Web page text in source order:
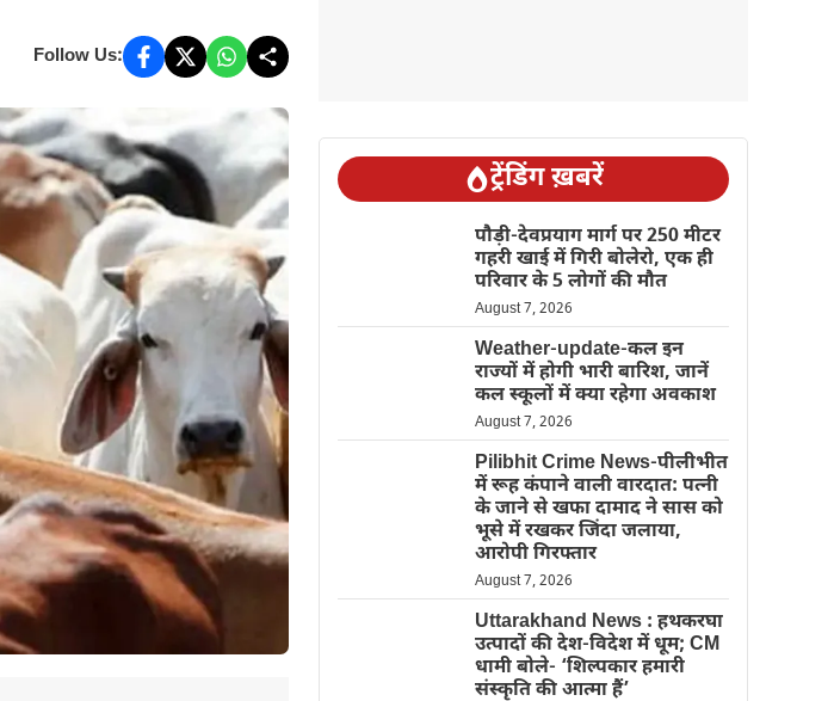
Follow Us:
ट्रेंडिंग ख़बरें
पौड़ी-देवप्रयाग मार्ग पर 250 मीटर
गहरी खाई में गिरी बोलेरो, एक ही
परिवार के 5 लोगों की मौत
August 7, 2026
Weather-update-कल इन
राज्यों में होगी भारी बारिश, जानें
कल स्कूलों में क्या रहेगा अवकाश
August 7, 2026
Pilibhit Crime News-पीलीभीत
में रूह कंपाने वाली वारदात: पत्नी
के जाने से खफा दामाद ने सास को
भूसे में रखकर जिंदा जलाया,
आरोपी गिरफ्तार
August 7, 2026
Uttarakhand News : हथकरघा
उत्पादों की देश-विदेश में धूम; CM
धामी बोले- ‘शिल्पकार हमारी
संस्कृति की आत्मा हैं’